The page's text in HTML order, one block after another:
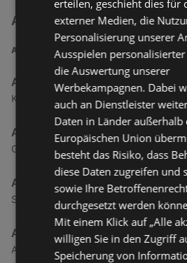
Admiral Sportwetten Filialen
ADRESSE
Admiral Wettcafé
Klostergasse 16, 6850 Dornbirn
Admiral Wettcafé
Grenzweg 10, 6804 Feldkirch
Admiral Wettcafé
Schlossgraben 13, 6800 Feldkirch
Admiral Wettcafé
Anton Auer Straße 19, 6410 Telfs
erteilen, geschieht dies für
externer Medien, die
Personalisierung unserer
Ausspielen
die Auswertung unserer
Werbekampagnen. Dabei
auch an Dienstleister
Daten in Länder außerhalb
Europäischen Union
besteht das Risiko, dass
diese Daten zugreifen und
sowie Ihre
durchgesetzt werden
Mit einem Klick auf „Alle
willigen Sie in den Zugriff
Speicherung von